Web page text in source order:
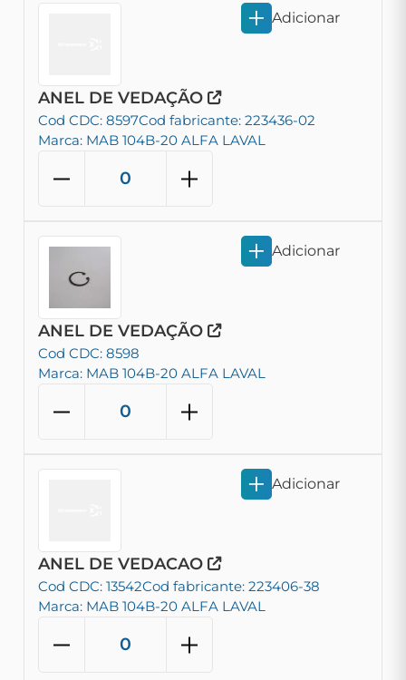
ANEL DE VEDAÇÃO
Cod CDC: 8597Cod fabricante: 223436-02
Marca: MAB 104B-20 ALFA LAVAL
Adicionar
ANEL DE VEDAÇÃO
Cod CDC: 8598
Marca: MAB 104B-20 ALFA LAVAL
Adicionar
ANEL DE VEDACAO
Cod CDC: 13542Cod fabricante: 223406-38
Marca: MAB 104B-20 ALFA LAVAL
Adicionar